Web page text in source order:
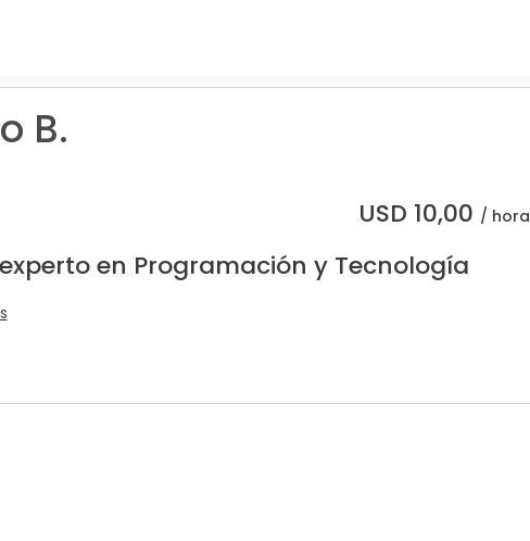
B.
USD 10,00 / hora
en Programación y Tecnología